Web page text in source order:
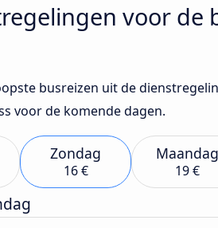
voor de
busreizen uit de
voor de komende dagen.
Zondag
16 €
Maandag
19 €